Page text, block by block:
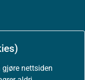
nettsiden